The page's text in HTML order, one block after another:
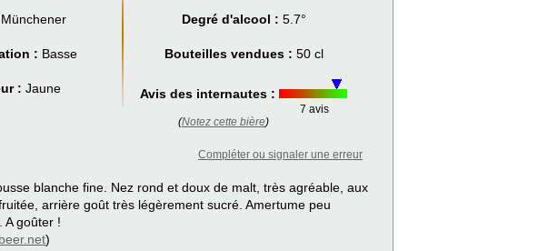
Münchener
: Basse
: Jaune
Degré d'alcool : 5.7°
Bouteilles vendues : 50 cl
Avis des internautes :
7 avis
(Notez cette bière)
Compléter ou signaler une erreur
blanche fine. Nez rond et doux de malt, très agréable, aux
arrière goût très légèrement sucré. Amertume peu
A goûter !
)